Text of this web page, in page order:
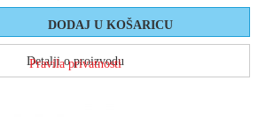
Detalji o proizvodu
Pravila privatnosti